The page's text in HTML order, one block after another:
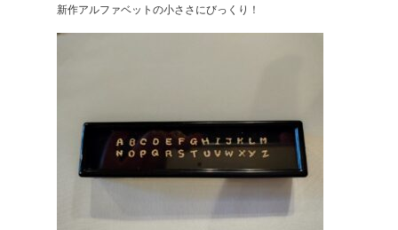
新作アルファベットの小ささにびっくり！